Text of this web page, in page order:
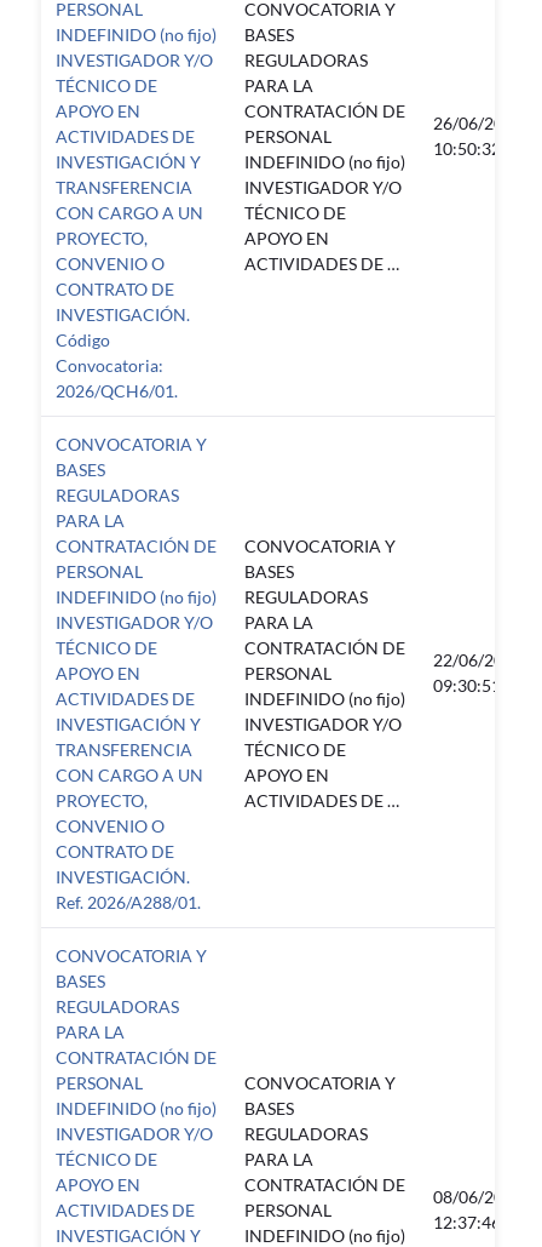
PERSONAL
INDEFINIDO (no fijo)
INVESTIGADOR Y/O
TÉCNICO DE
APOYO EN
ACTIVIDADES DE
INVESTIGACIÓN Y
TRANSFERENCIA
CON CARGO A UN
PROYECTO,
CONVENIO O
CONTRATO DE
INVESTIGACIÓN.
Código
Convocatoria:
2026/QCH6/01.
CONVOCATORIA Y
BASES
REGULADORAS
PARA LA
CONTRATACIÓN DE
PERSONAL
INDEFINIDO (no fijo)
INVESTIGADOR Y/O
TÉCNICO DE
APOYO EN
ACTIVIDADES DE …
26/06/2026
10:50:32
CONVOCATORIA Y
BASES
REGULADORAS
PARA LA
CONTRATACIÓN DE
PERSONAL
INDEFINIDO (no fijo)
INVESTIGADOR Y/O
TÉCNICO DE
APOYO EN
ACTIVIDADES DE
INVESTIGACIÓN Y
TRANSFERENCIA
CON CARGO A UN
PROYECTO,
CONVENIO O
CONTRATO DE
INVESTIGACIÓN.
Ref. 2026/A288/01.
CONVOCATORIA Y
BASES
REGULADORAS
PARA LA
CONTRATACIÓN DE
PERSONAL
INDEFINIDO (no fijo)
INVESTIGADOR Y/O
TÉCNICO DE
APOYO EN
ACTIVIDADES DE …
22/06/2026
09:30:51
CONVOCATORIA Y
BASES
REGULADORAS
PARA LA
CONTRATACIÓN DE
PERSONAL
INDEFINIDO (no fijo)
INVESTIGADOR Y/O
TÉCNICO DE
APOYO EN
ACTIVIDADES DE
INVESTIGACIÓN Y
CONVOCATORIA Y
BASES
REGULADORAS
PARA LA
CONTRATACIÓN DE
PERSONAL
INDEFINIDO (no fijo)
08/06/2026
12:37:46